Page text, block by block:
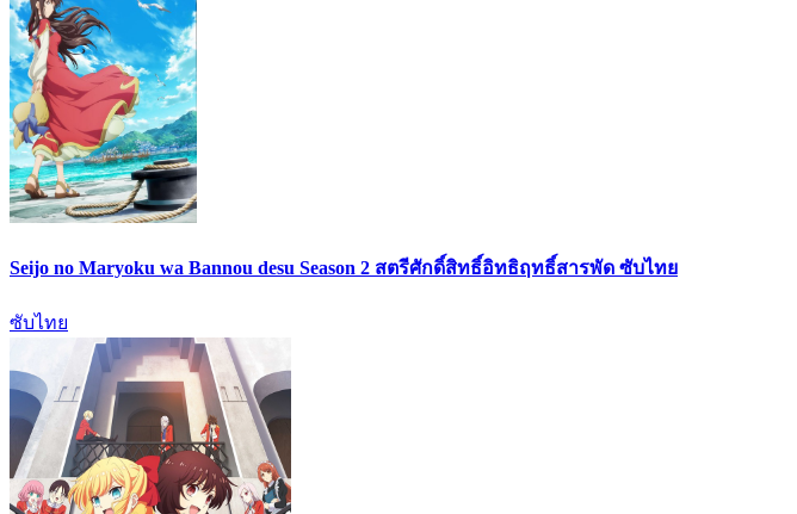
Seijo no Maryoku wa Bannou desu Season 2 สตรีศักดิ์สิทธิ์อิทธิฤทธิ์สารพัด ซับไทย
ซับไทย